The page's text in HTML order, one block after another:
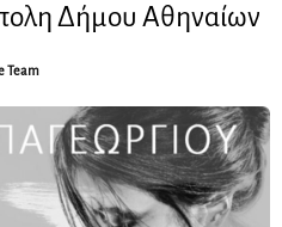
Δήμου Αθηναίων
Team